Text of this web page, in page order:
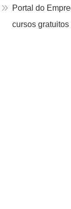
Portal do
cursos